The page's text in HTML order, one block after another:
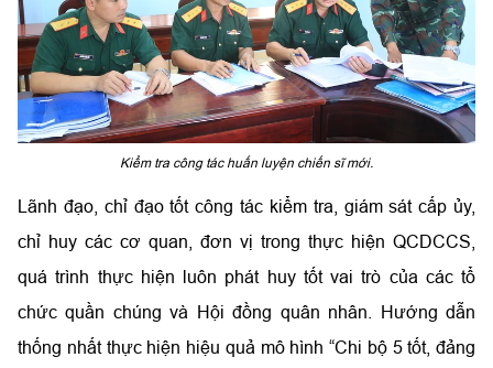
Kiểm tra công tác huấn luyện chiến sĩ mới.
Lãnh đạo, chỉ đạo tốt công tác kiểm tra, giám sát cấp ủy,
chỉ huy các cơ quan, đơn vị trong thực hiện QCDCCS,
quá trình thực hiện luôn phát huy tốt vai trò của các tổ
chức quần chúng và Hội đồng quân nhân. Hướng dẫn
thống nhất thực hiện hiệu quả mô hình “Chi bộ 5 tốt, đảng